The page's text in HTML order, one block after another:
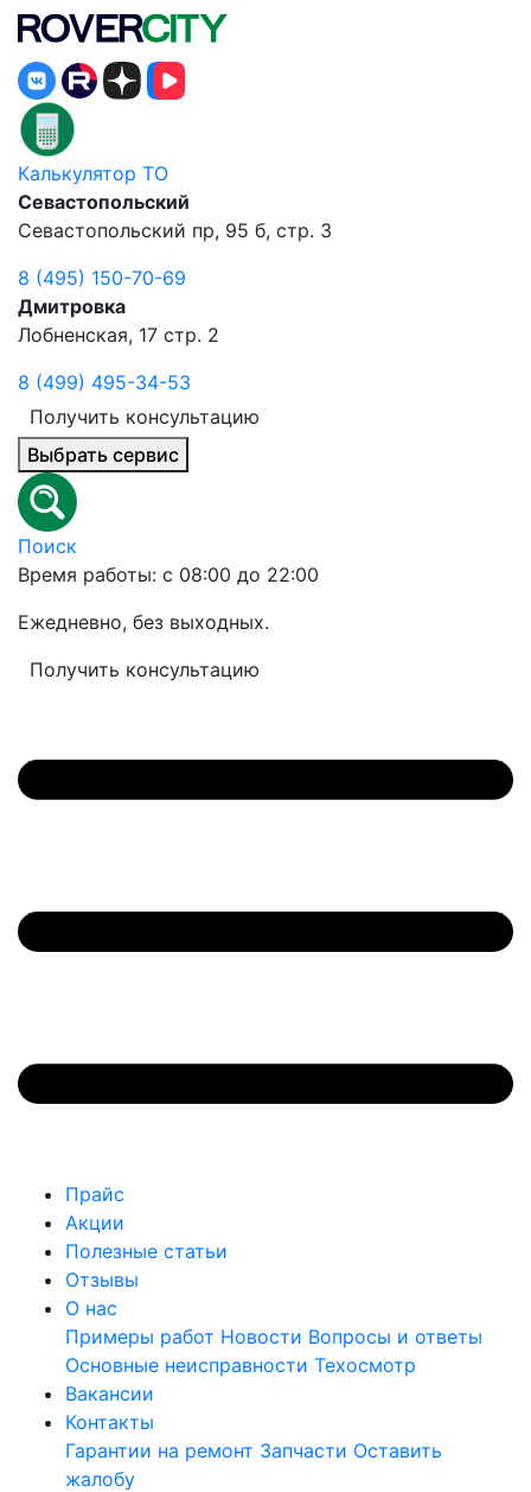
Калькулятор ТО
Севастопольский
Севастопольский пр, 95 б, стр. 3
8 (495) 150-70-69
Дмитровка
Лобненская, 17 стр. 2
8 (499) 495-34-53
Получить консультацию
Выбрать сервис
Поиск
Время работы: с 08:00 до 22:00
Ежедневно, без выходных.
Получить консультацию
Прайс
Акции
Полезные статьи
Отзывы
О нас
Примеры работ Новости Вопросы и ответы
Основные неисправности Техосмотр
Вакансии
Контакты
Гарантии на ремонт Запчасти Оставить
жалобу